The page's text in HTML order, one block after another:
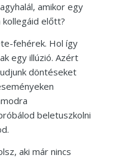
amikor egy
előtt?
fehérek. Hol így
egy illúzió. Azért
döntéseket
beletuszkolni
aki már nincs